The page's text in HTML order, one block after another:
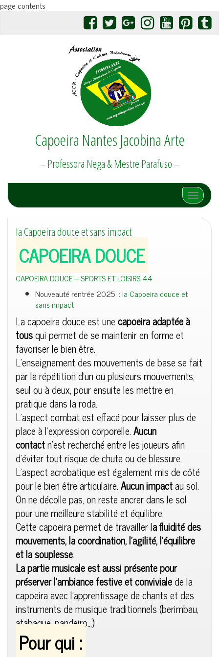
page contents
Capoeira Nantes Jacobina Arte
– Professora Nega & Mestre Parafuso –
Afficher/
la Capoeira douce et sans impact
CAPOEIRA DOUCE
CAPOEIRA DOUCE – SPORTS ET LOISIRS 44
Nouveauté rentrée 2025 :la Capoeira douce et
sans impact
La capoeira douce est unecapoeira adaptée à
tousqui permet de se maintenir en forme et
favoriser le bien être.
L’enseignement des mouvements de base se fait
par la répétition d’un ou plusieurs mouvements,
seul ou à deux, pour ensuite les mettre en
pratique dans la roda.
L’aspect combat est effacé pour laisser plus de
place à l’expression corporelle.Aucun
contactn’est recherché entre les joueurs afin
d’éviter tout risque de chute ou de blessure.
L’aspect acrobatique est également mis de côté
pour le bien être articulaire.Aucun impactau sol.
On ne décolle pas, on reste ancrer dans le sol
pour une meilleure stabilité et équilibre.
Cette capoeira permet de travailler la fluidité des
mouvements, la coordination, l’agilité, l’équilibre
et la souplesse.
La partie musicale est aussi présente pour
préserver l’ambiance festive et convivialede la
capoeira avec l’apprentissage de chants et des
instruments de musique traditionnels (berimbau,
atabaque, pandeiro…)
Pour qui :